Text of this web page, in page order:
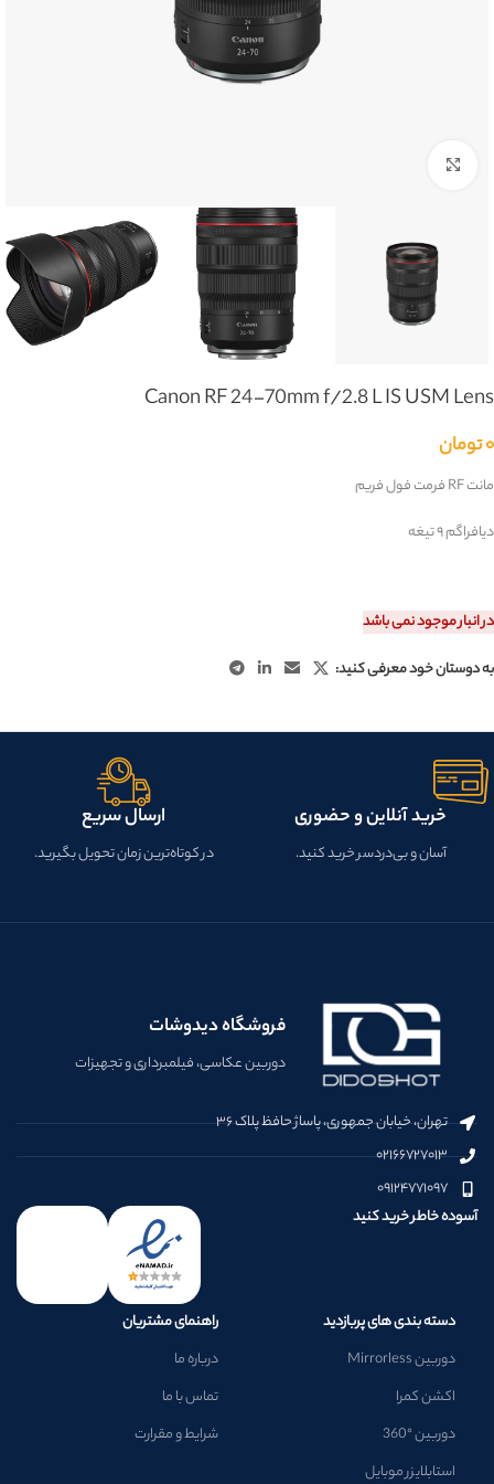
Canon RF 24-70mm f/2.8 L IS USM Lens
۰تومان
مانت RF فرمت فول فریم
دیافراگم ۹ تیغه
در انبار موجود نمی باشد
به دوستان خود معرفی کنید:
خرید آنلاین و حضوری
آسان و بی‌دردسر خرید کنید.
ارسال سریع
در کوتاه‌ترین زمان تحویل بگیرید.
فروشگاه دیدوشات
دوربین عکاسی، فیلمبرداری و تجهیزات
تهران، خیابان جمهوری، پاساژ حافظ پلاک ۳۶
۰۲۱۶۶۷۲۷۰۱۳
۰۹۱۲۴۷۷۱۰۹۷
دسته بندی های پربازدید
دوربین Mirrorless
اکشن کمرا
دوربین °360
استابلایزر موبایل
راهنمای مشتریان
درباره ما
تماس با ما
شرایط و مقرارت
آسوده خاطر خرید کنید